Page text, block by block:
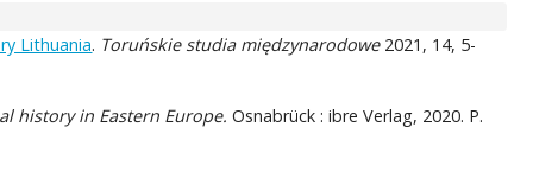
Lithuania. Toruńskie studia międzynarodowe2021, 14, 5-
history in Eastern Europe. Osnabrück : ibre Verlag, 2020. P.